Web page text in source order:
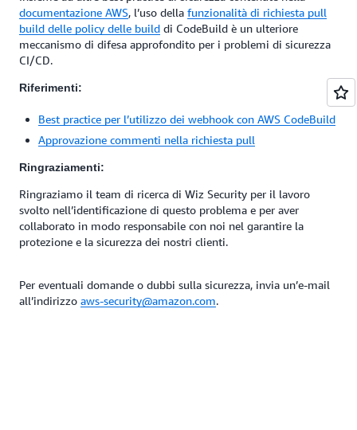
documentazione AWS, l’uso della funzionalità di richiesta pull
build delle policy delle build di CodeBuild è un ulteriore
meccanismo di difesa approfondito per i problemi di sicurezza
CI/CD.
Riferimenti:
Best practice per l’utilizzo dei webhook con AWS CodeBuild
Approvazione commenti nella richiesta pull
Ringraziamenti:
Ringraziamo il team di ricerca di Wiz Security per il lavoro
svolto nell’identificazione di questo problema e per aver
collaborato in modo responsabile con noi nel garantire la
protezione e la sicurezza dei nostri clienti.
Per eventuali domande o dubbi sulla sicurezza, invia un’e-mail
all’indirizzo aws-security@amazon.com.